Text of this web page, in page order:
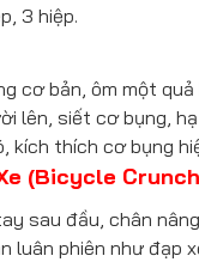
3 hiệp.
cơ bản, ôm một
lên, siết cơ bụng,
kích thích cơ bụng
(Bicycle
sau đầu, chân
luân phiên như đạp